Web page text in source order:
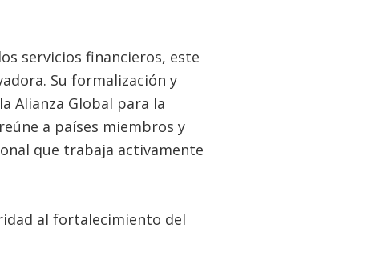
servicios financieros, este
Su formalización y
Alianza Global para la
a países miembros y
que trabaja activamente
al fortalecimiento del